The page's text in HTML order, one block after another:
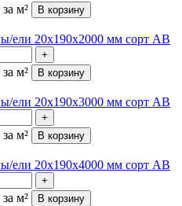
за м² В корзину
ели 20х190х2000 мм сорт АВ
+
за м² В корзину
ели 20х190х3000 мм сорт АВ
+
за м² В корзину
ели 20х190х4000 мм сорт АВ
+
за м² В корзину